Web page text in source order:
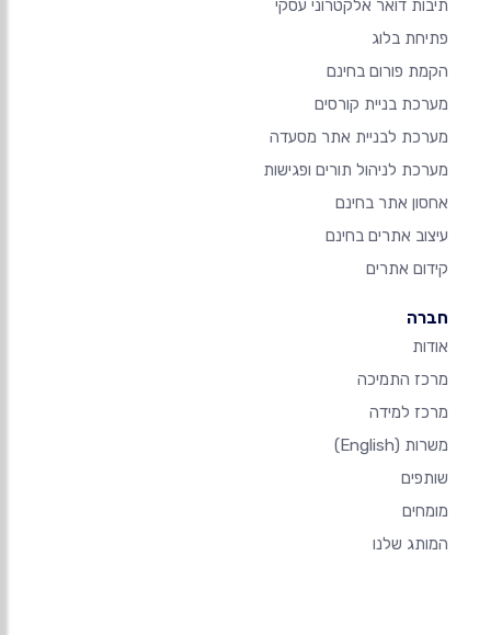
תיבות דואר אלקטרוני עסקי
פתיחת בלוג
הקמת פורום בחינם
מערכת בניית קורסים
מערכת לבניית אתר מסעדה
מערכת לניהול תורים ופגישות
אחסון אתר בחינם
עיצוב אתרים בחינם
קידום אתרים
חברה
אודות
מרכז התמיכה
מרכז למידה
משרות (English)
שותפים
מומחים
המותג שלנו